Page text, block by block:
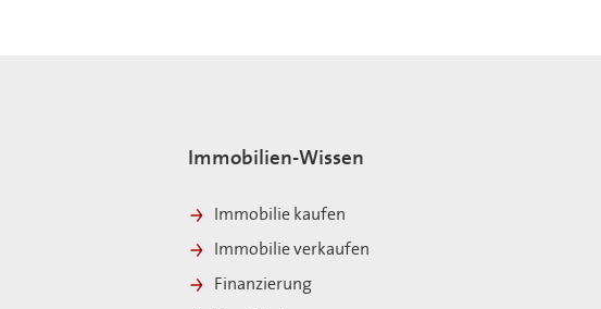
Immobilien-Wissen
Immobilie kaufen
Immobilie verkaufen
Finanzierung